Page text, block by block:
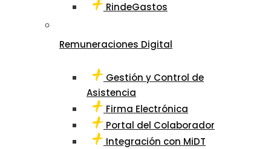
RindeGastos
Remuneraciones Digital
Gestión y Control de
Asistencia
Firma Electrónica
Portal del Colaborador
Integración con MiDT